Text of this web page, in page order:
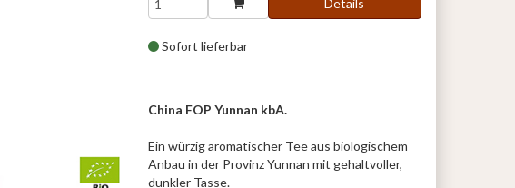
Details
Sofort lieferbar
China FOP Yunnan kbA.
Ein würzig aromatischer Tee aus biologischem
Anbau in der Provinz Yunnan mit gehaltvoller,
dunkler Tasse.